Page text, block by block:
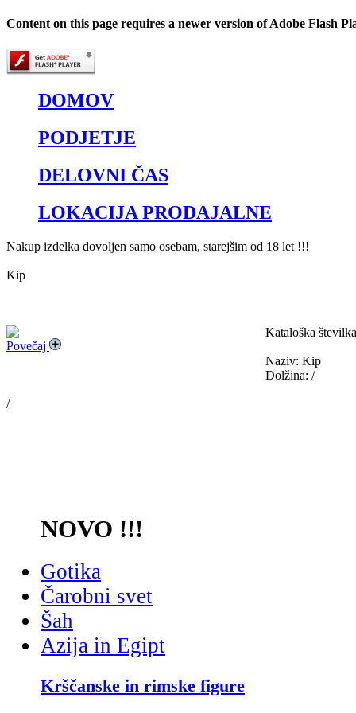
Content on this page requires a newer version of Adobe Flash
DOMOV
PODJETJE
DELOVNI ČAS
LOKACIJA PRODAJALNE
Nakup izdelka dovoljen samo osebam, starejšim od 18 let !!!
Kip
Povečaj
Kataloška
Naziv: Kip
Dolžina: /
/
NOVO !!!
Gotika
Čarobni svet
Šah
Azija in Egipt
Krščanske in rimske figure